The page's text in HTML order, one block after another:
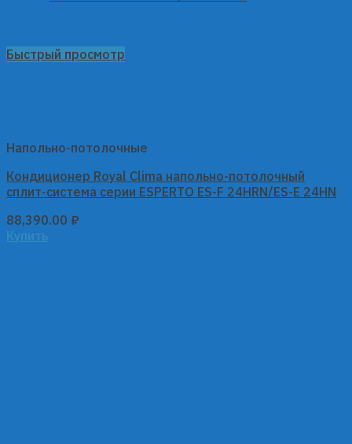
Быстрый просмотр
Напольно-потолочные
Кондиционер Royal Clima напольно-потолочный
сплит-система серии ESPERTO ES-F 24HRN/ES-E 24HN
88,390.00 ₽
Купить